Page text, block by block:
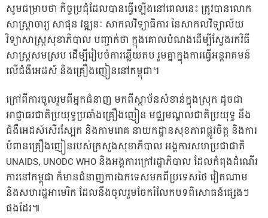
សូមជម្រាបថា កិច្ចប្រជុំដែលបានធ្វើឡើងនៅពេលនេះ ត្រូវបានលោក
សាស្រ្តាចារ្យ សាផុន វឌ្ឍនៈ សាកលវិទ្យាធិការ នៃសាកលវិទ្យាល័យ
វិទ្យាសាស្រ្តសុខាភិបាល បញ្ជាក់ថា ក្នុងគោលបំណងដើម្បីស្វែងរកវិធី
សាស្រ្តសមស្រប ដើម្បីរៀបចំការឆ្លើយតប រួមគ្នាក្នុងការធ្វើអន្តរាគមន៍
លើជំងឺអេដស៍ និងគ្រឿងញៀននៅកម្ពុជា។
ក្រៅពីការចូលរួមពីអ្នកជំនាញ មកពីស្ថាប័នសំខាន់ក្នុងស្រុក ដូចជា
អាជ្ញាធរជាតិប្រយុទ្ធប្រឆាំងគ្រឿងញៀន មជ្ឈមណ្ឌលជាតិប្រយុទ្ធ នឹង
ជំងឺអេដស៍សើរស្បែក និងកាមរោគ នាយកដ្ឋានសុខភាពផ្លូវចិត្ត និងការ
បំពានគ្រឿងញៀនរបស់ក្រសួងសុខាភិបាល អង្គការសហប្រជាជាតិ
UNAIDS, UNODC WHO និងអង្គការក្រៅរដ្ឋាភិបាល ដែលកំពុងដំណើរ
ការនៅកម្ពុជា ក៏មានជំនាញការឯកទេសមកពីប្រទេសថៃ វៀតណាម
និងសហរដ្ឋអាមេរិក ដែលនឹងចូលរួមចែករំលែកបទពិសោធន៍ផ្សេងៗ
ផងដែរ៕